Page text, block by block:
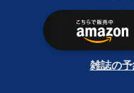
雑誌の